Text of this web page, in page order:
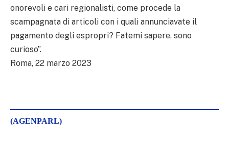
onorevoli e cari regionalisti, come procede la
scampagnata di articoli con i quali annunciavate il
pagamento degli espropri? Fatemi sapere, sono
curioso”.
Roma, 22 marzo 2023
(AGENPARL)